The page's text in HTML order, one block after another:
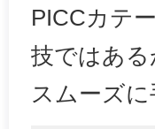
PICCカテ
技ではあ
スムーズ